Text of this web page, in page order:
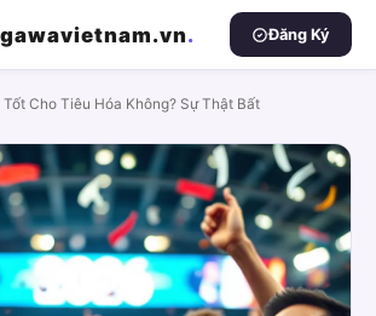
. Đăng Ký
Cho Tiêu Hóa Không? Sự Thật Bất